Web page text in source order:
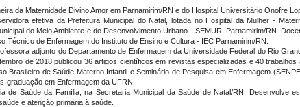
da Maternidade Divino Amor em Parnamirim/RN e do Hospital Universitário Onofre
efetiva da Prefeitura Municipal do Natal, lotada no Hospital da Mulher -
do Meio Ambiente e do Desenvolvimento Urbano - SEMUR, Parnamirim/RN.
Técnico de Enfermagem do Instituto de Ensino e Cultura - IEC Parnamirim/RN.
adjunto do Departamento de Enfermagem da Universidade Federal do Rio
de 2018 publicou 36 artigos científicos em revistas especializadas e 40
Brasileiro de Saúde Materno Infantil e Seminário de Pesquisa em Enfermagem
graduação em Enfermagem da UFRN.
de Saúde da Família, na Secretaria Municipal da Saúde de Natal/RN. Desenvolve
e atenção primária à saúde.